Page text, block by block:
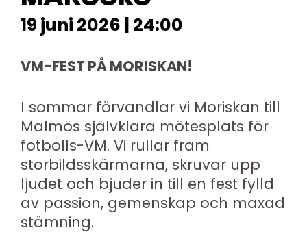
19 juni 2026 | 24:00
VM-FEST PÅ MORISKAN!
I sommar förvandlar vi Moriskan till
Malmös självklara mötesplats för
fotbolls-VM. Vi rullar fram
storbildsskärmarna, skruvar upp
ljudet och bjuder in till en fest fylld
av passion, gemenskap och maxad
stämning.